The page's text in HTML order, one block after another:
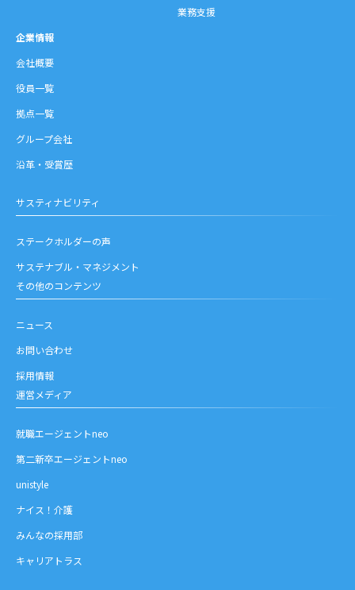
業務支援
企業情報
会社概要
役員一覧
拠点一覧
グループ会社
沿革・受賞歴
サスティナビリティ
ステークホルダーの声
サステナブル・マネジメント
その他のコンテンツ
ニュース
お問い合わせ
採用情報
運営メディア
就職エージェントneo
第二新卒エージェントneo
unistyle
ナイス！介護
みんなの採用部
キャリアトラス